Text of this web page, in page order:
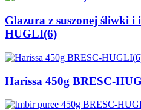
Glazura z suszonej śliwki
HUGLI(6)
Harissa 450g BRESC-